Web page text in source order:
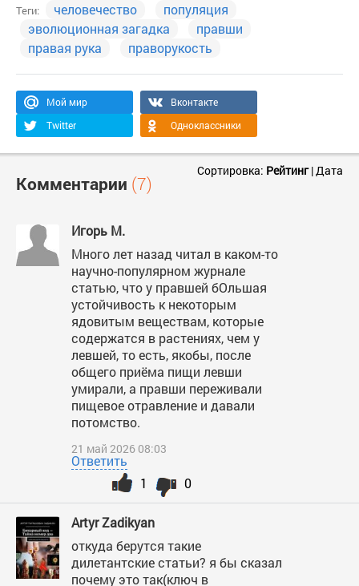
Теги: человечество
популяция
эволюционная загадка
правши
правая рука
праворукость
Мой мир
Вконтакте
Twitter
Одноклассники
Комментарии (7)
Сортировка: Рейтинг|Дата
Игорь М.
Много лет назад читал в каком-то
научно-популярном журнале
статью, что у правшей бОльшая
устойчивость к некоторым
ядовитым веществам, которые
содержатся в растениях, чем у
левшей, то есть, якобы, после
общего приёма пищи левши
умирали, а правши переживали
пищевое отравление и давали
потомство.
21 май 2026 08:03
Ответить
0
1
Artyr Zadikyan
откуда берутся такие
дилетантские статьи? я бы сказал
почему это так(ключ в